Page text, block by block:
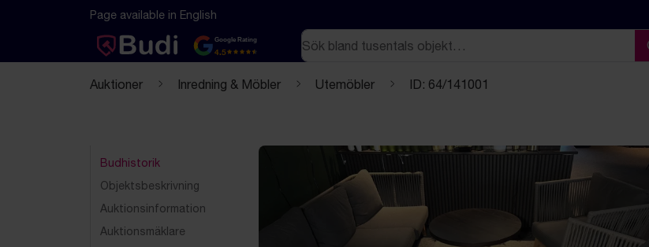
Hoppa till innehåll
Textbaserad (markdown) version av denna sida
Page available in English
Google Rating
4.5
Sök
Auktioner Inredning & Möbler Utemöbler ID: 64/141001
Budhistorik
Objektsbeskrivning
Auktionsinformation
Auktionsmäklare